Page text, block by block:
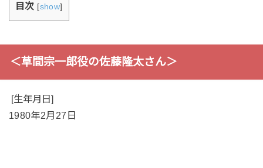
目次 [show]
＜草間宗一郎役の佐藤隆太さん＞
[生年月日]
1980年2月27日